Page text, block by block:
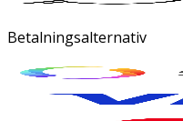
Betalningsalternativ